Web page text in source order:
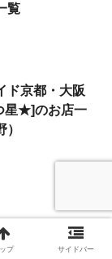
覧
ド京都・大阪
星★]のお店一
プ サイドバー